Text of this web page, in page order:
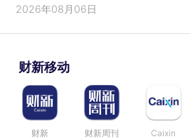
2026年08月06日
财新移动
财新 财新周刊 Caixin